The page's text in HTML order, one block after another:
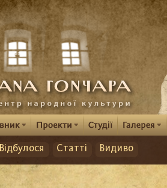
Відбулося Статті Видиво